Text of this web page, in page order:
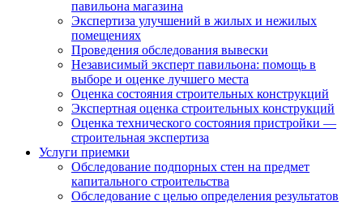
павильона магазина
Экспертиза улучшений в жилых и нежилых
помещениях
Проведения обследования вывески
Независимый эксперт павильона: помощь в
выборе и оценке лучшего места
Оценка состояния строительных конструкций
Экспертная оценка строительных конструкций
Оценка технического состояния пристройки —
строительная экспертиза
Услуги приемки
Обследование подпорных стен на предмет
капитального строительства
Обследование с целью определения результатов